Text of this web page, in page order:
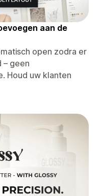
aan de
open zodra er
geen
Houd uw klanten